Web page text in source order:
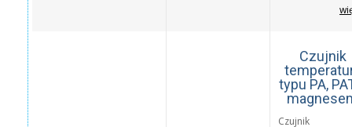
Czujnik
typu PA,
Czujnik